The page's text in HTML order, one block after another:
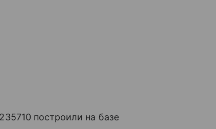
построили на базе